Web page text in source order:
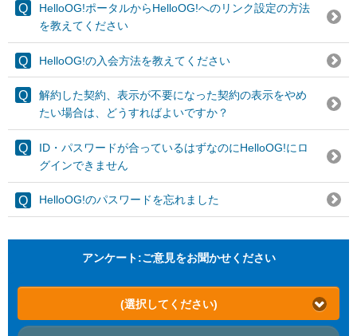
HelloOG!ポータルからHelloOG!へのリンク設定の方法
を教えてください
HelloOG!の入会方法を教えてください
解約した契約、表示が不要になった契約の表示をやめ
たい場合は、どうすればよいですか？
ID・パスワードが合っているはずなのにHelloOG!にロ
グインできません
HelloOG!のパスワードを忘れました
アンケート:ご意見をお聞かせください
(選択してください)